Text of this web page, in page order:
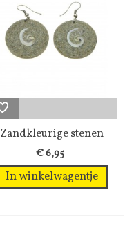
Zandkleurige stenen
oorhangers...
€ 6,95
In winkelwagentje